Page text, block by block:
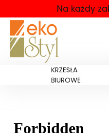
Na każdy
KRZESŁA
BIUROWE